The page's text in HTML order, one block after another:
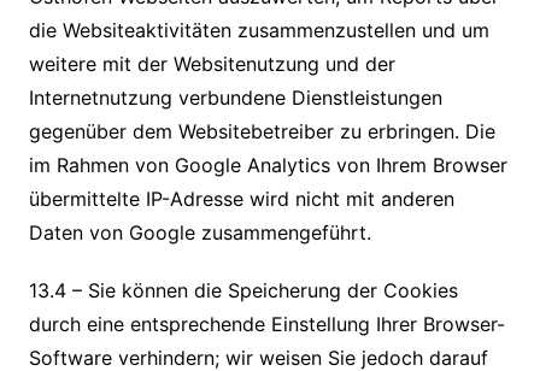
die Websiteaktivitäten zusammenzustellen und um
weitere mit der Websitenutzung und der
Internetnutzung verbundene Dienstleistungen
gegenüber dem Websitebetreiber zu erbringen. Die
im Rahmen von Google Analytics von Ihrem Browser
übermittelte IP-Adresse wird nicht mit anderen
Daten von Google zusammengeführt.
13.4 – Sie können die Speicherung der Cookies
durch eine entsprechende Einstellung Ihrer Browser-
Software verhindern; wir weisen Sie jedoch darauf